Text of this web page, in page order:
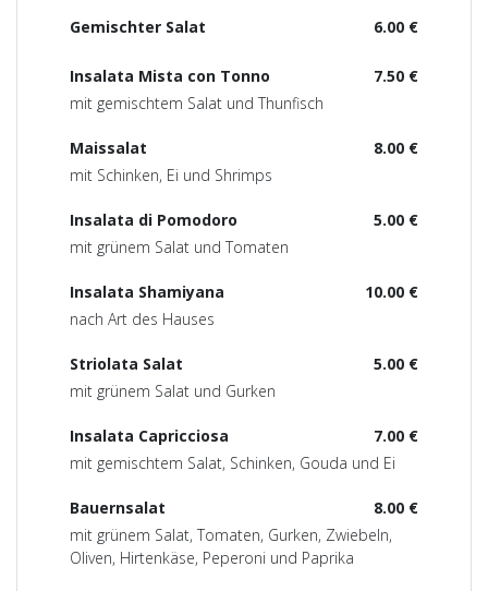
6.00 €
Gemischter Salat
7.50 €
Insalata Mista con Tonno
mit gemischtem Salat und Thunfisch
8.00 €
Maissalat
mit Schinken, Ei und Shrimps
5.00 €
Insalata di Pomodoro
mit grünem Salat und Tomaten
10.00 €
Insalata Shamiyana
nach Art des Hauses
5.00 €
Striolata Salat
mit grünem Salat und Gurken
7.00 €
Insalata Capricciosa
mit gemischtem Salat, Schinken, Gouda und Ei
8.00 €
Bauernsalat
mit grünem Salat, Tomaten, Gurken, Zwiebeln,
Oliven, Hirtenkäse, Peperoni und Paprika